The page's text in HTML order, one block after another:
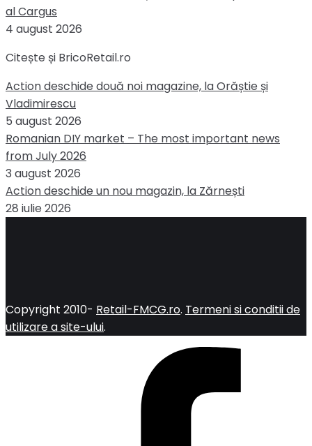
al Cargus
4 august 2026
Citește și BricoRetail.ro
Action deschide două noi magazine, la Orăștie și
Vladimirescu
5 august 2026
Romanian DIY market – The most important news
from July 2026
3 august 2026
Action deschide un nou magazin, la Zărnești
28 iulie 2026
Copyright 2010- Retail-FMCG.ro. Termeni si conditii de
utilizare a site-ului.